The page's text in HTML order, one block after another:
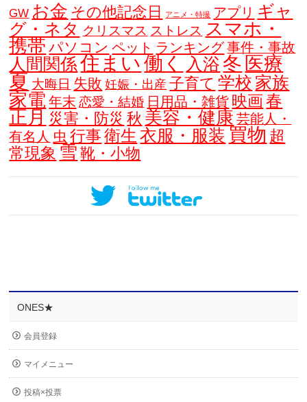
GW お金 その他記念日 アニメ・特撮 アプリ ギャ
グ・ネタ クリスマス ストレス スマホ・
携帯 パソコン ペット ランキング事件・事故
人間関係住まい 働く 入浴 冬 医療
夏 大晦日 失敗 妊娠・出産 子育て 学校 家族
家電 年末 恋愛・結婚 日用品・雑貨 映画 春
正月 災害・防災 秋 美容・健康 芸能人・
有名人 虫 行事 衛生 衣服・服装 買物 超
常現象 雪 靴・小物
ONES★
会員登録
マイメニュー
投稿×投票